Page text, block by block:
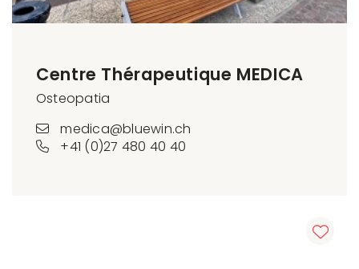
Centre Thérapeutique MEDICA
Osteopatia
medica@bluewin.ch
+41 (0)27 480 40 40